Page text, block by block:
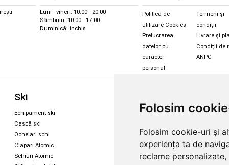
Folosim
Folosim cookie-uri și
experiența ta de
reclame
Luni - vineri: 10.00 - 20.00
Sâmbătă: 10.00 - 17.00
Duminică: închis
Politica de
utilizare Cookies
Prelucrarea
datelor cu
caracter
personal
Termeni și
condiții
Livrare și
Condiții de
ANPC
Ski
Echipament ski
Cască ski
Ochelari schi
Clăpari Atomic
Schiuri Atomic
Magazin snowboard
Legături Rome SDS
Skate & longboard